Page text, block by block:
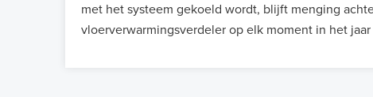
met het systeem gekoeld wordt, blijft menging
vloerverwarmingsverdeler op elk moment in het